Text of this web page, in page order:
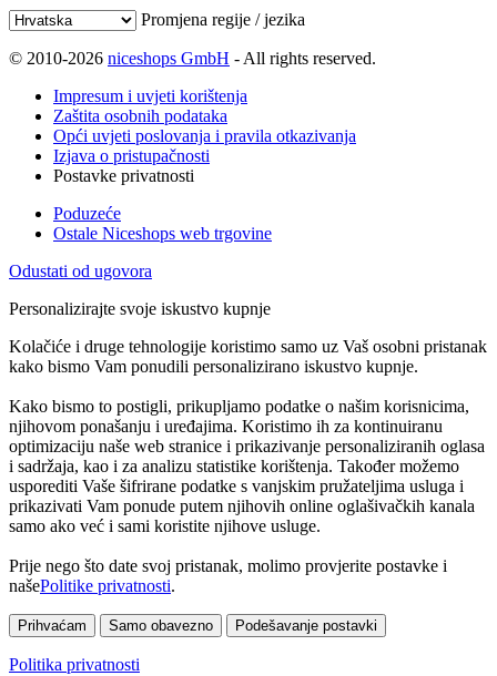
Promjena regije / jezika
© 2010-2026 niceshops GmbH - All rights reserved.
Impresum i uvjeti korištenja
Zaštita osobnih podataka
Opći uvjeti poslovanja i pravila otkazivanja
Izjava o pristupačnosti
Postavke privatnosti
Poduzeće
Ostale Niceshops web trgovine
Odustati od ugovora
Personalizirajte svoje iskustvo kupnje
Kolačiće i druge tehnologije koristimo samo uz Vaš osobni pristanak
kako bismo Vam ponudili personalizirano iskustvo kupnje.
Kako bismo to postigli, prikupljamo podatke o našim korisnicima,
njihovom ponašanju i uređajima. Koristimo ih za kontinuiranu
optimizaciju naše web stranice i prikazivanje personaliziranih oglasa
i sadržaja, kao i za analizu statistike korištenja. Također možemo
usporediti Vaše šifrirane podatke s vanjskim pružateljima usluga i
prikazivati Vam ponude putem njihovih online oglašivačkih kanala
samo ako već i sami koristite njihove usluge.
Prije nego što date svoj pristanak, molimo provjerite postavke i
našePolitike privatnosti.
Prihvaćam Samo obavezno Podešavanje postavki
Politika privatnosti